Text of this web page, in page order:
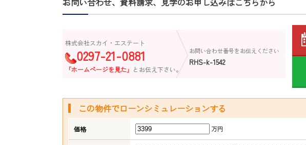
株式会社スカイ・エステート
0297-21-0881
「ホームページを見た」 とお伝え下さい。
お問い合わせ番号をお伝えください
RHS-k-1542
この物件でローンシミュレーションする
価格 万円